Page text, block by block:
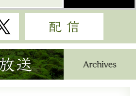
4K放送
ショッピング
プレゼント
会社情報
Twitter
過去の放送